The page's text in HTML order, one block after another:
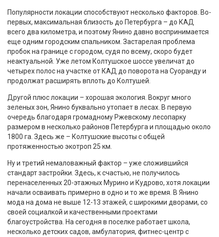
Популярности локации способствуют несколько факторов. Во-
первых, максимальная близость до Петербурга – до КАД
всего два километра, и поэтому Янино давно воспринимается
еще одним городским спальником. Застарелая проблема
пробок на границе с городом, судя по всему, скоро будет
неактуальной. Уже летом Колтушское шоссе увеличат до
четырех полос на участке от КАД до поворота на Суоранду и
продолжат расширять вплоть до Колтушей.
Другой плюс локации – хорошая экология. Вокруг много
зеленых зон, Янино буквально утопает в лесах. В первую
очередь благодаря громадному Ржевскому лесопарку
размером в несколько районов Петербурга и площадью около
1800 га. Здесь же – Колтушские высоты с общей
протяженностью экотроп 25 км.
Ну и третий немаловажный фактор – уже сложившийся
стандарт застройки. Здесь, к счастью, не получилось
перенаселенных 20-этажных Мурино и Кудрово, хотя локации
начали осваивать примерно в одно и то же время. В Янино
мода на дома не выше 12-13 этажей, с широкими дворами, со
своей социалкой и качественными проектами
благоустройства. На сегодня в поселке работает школа,
несколько детских садов, амбулатория, фитнес-центр с